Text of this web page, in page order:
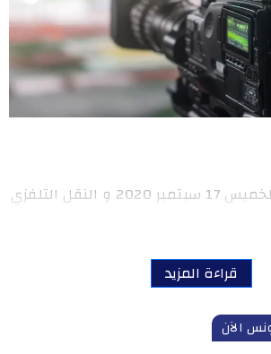
أبرز مباريات اليوم الخميس 17 سبتمبر 2020 و النقل التلفزي
قراءة المزيد
الآن